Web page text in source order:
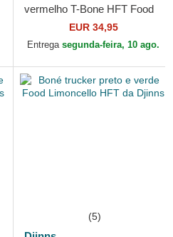
vermelho T-Bone HFT Food
EUR 34,95
Entrega segunda-feira, 10 ago.
(5)